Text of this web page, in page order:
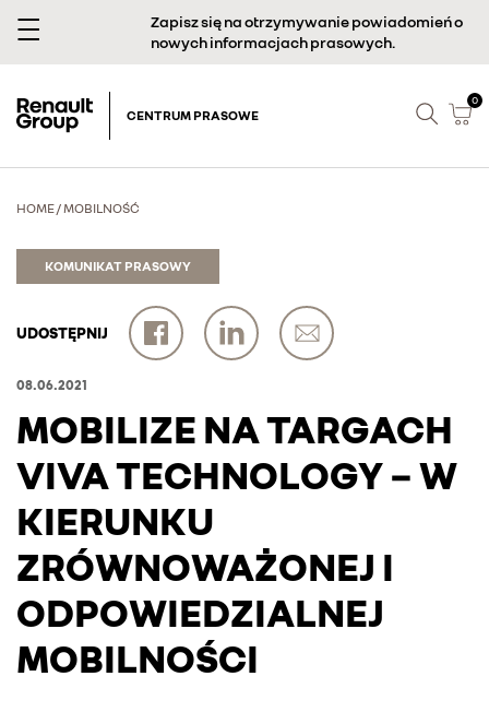
Zapisz się na otrzymywanie powiadomień o
nowych informacjach prasowych.
CENTRUM PRASOWE
0
HOME/MOBILNOŚĆ
KOMUNIKAT PRASOWY
UDOSTĘPNIJ
08.06.2021
MOBILIZE NA TARGACH
VIVA TECHNOLOGY − W
KIERUNKU
ZRÓWNOWAŻONEJ I
ODPOWIEDZIALNEJ
MOBILNOŚCI